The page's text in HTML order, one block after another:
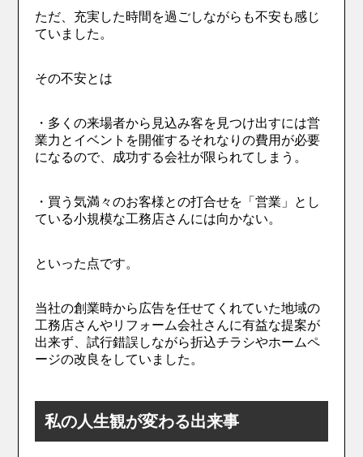
ただ、充実した時間を過ごしながらも不安も感じ
ていました。
その不安とは
・多くの来場者から見込み客を見つけ出すには営
業力とイベントを開催するそれなりの費用が必要
になるので、成功する会社が限られてしまう。
・買う気満々のお客様との打合せを「営業」とし
ている小規模な工務店さんには向かない。
といった点です。
当社の創業時から広告を任せてくれていた地域の
工務店さんやリフォーム会社さんに有益な提案が
出来ず、試行錯誤しながら折込チラシやホームペ
ージの改良をしていました。
私の人生観が変わる出来事